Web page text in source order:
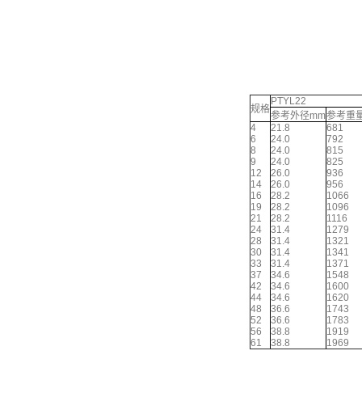
规格
PTYL22
参考外径mm参考重
4
6
8
9
12
14
16
19
21
24
28
30
33
37
42
44
48
52
56
61
21.8
24.0
24.0
24.0
26.0
26.0
28.2
28.2
28.2
31.4
31.4
31.4
31.4
34.6
34.6
34.6
36.6
36.6
38.8
38.8
681
792
815
825
936
956
1066
1096
1116
1279
1321
1341
1371
1548
1600
1620
1743
1783
1919
1969